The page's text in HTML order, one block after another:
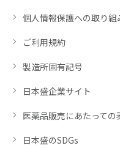
個人情報保護への取り組
ご利用規約
製造所固有記号
日本盛企業サイト
医薬品販売にあたっての
日本盛のSDGs